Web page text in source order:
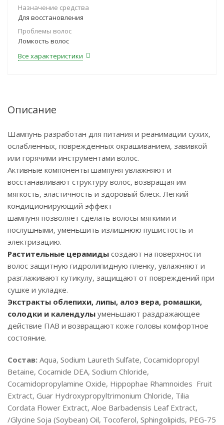
Назначение средства
Для восстановления
Проблемы волос
Ломкость волос
Все характеристики
Описание
Шампунь разработан для питания и реанимации сухих,
ослабленных, поврежденных окрашиванием, завивкой
или горячими инструментами волос.
Активные компоненты шампуня увлажняют и
восстанавливают структуру волос, возвращая им
мягкость, эластичность и здоровый блеск. Легкий
кондиционирующий эффект
шампуня позволяет сделать волосы мягкими и
послушными, уменьшить излишнюю пушистость и
электризацию.
Растительные церамиды создают на поверхности
волос защитную гидролипидную пленку, увлажняют и
разглаживают кутикулу, защищают от повреждений при
сушке и укладке.
Экстракты облепихи, липы, алоэ вера, ромашки,
солодки и календулы уменьшают раздражающее
действие ПАВ и возвращают коже головы комфортное
состояние.
Состав: Aqua, Sodium Laureth Sulfate, Cocamidopropyl
Betaine, Сocamide DEA, Sodium Chloride,
Cocamidopropylamine Oxide, Hippophae Rhamnoides Fruit
Extract, Guar Hydroxypropyltrimonium Chloride, Tilia
Cordata Flower Extract, Aloe Barbadensis Leaf Extract,
/Glycine Soja (Soybean) Oil, Tocoferol, Sphingolipids, PEG-75